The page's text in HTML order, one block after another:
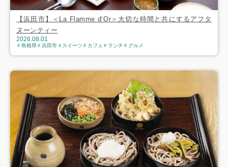
【浜田市】＜La Flamme d‘Or＞大切な時間と共にするアフタ
ヌーンティー
2026.08.01
島根県 浜田市 スイーツ カフェ ランチ グルメ